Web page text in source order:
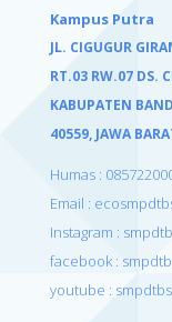
Kampus Putra
JL. CIGUGUR
RT.03 RW.07 DS.
KABUPATEN
40559, JAWA
Humas :
Email :
Instagram :
facebook :
youtube :